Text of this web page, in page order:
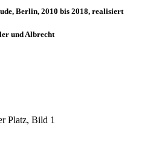
Berlin, 2010 bis 2018, realisiert
und Albrecht